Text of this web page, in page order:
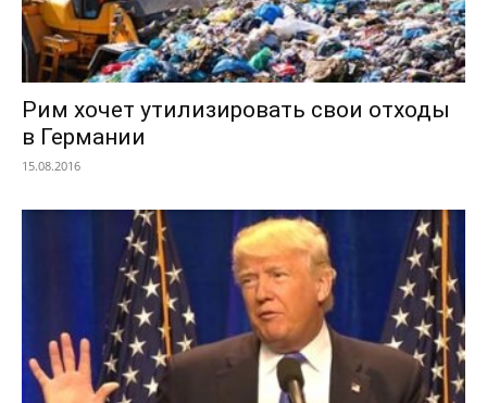
Рим хочет утилизировать свои отходы
в Германии
15.08.2016